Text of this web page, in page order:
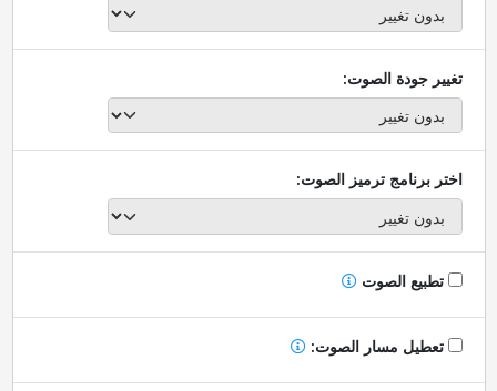
تغيير جودة الصوت:
اختر برنامج ترميز الصوت:
تطبيع الصوت
تعطيل مسار الصوت: